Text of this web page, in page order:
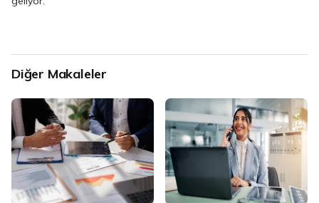
Diğer Makaleler